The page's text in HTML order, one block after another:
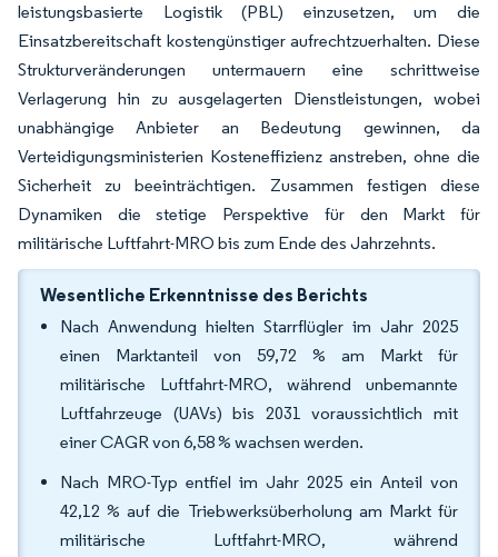
leistungsbasierte Logistik (PBL) einzusetzen, um die
Einsatzbereitschaft kostengünstiger aufrechtzuerhalten. Diese
Strukturveränderungen untermauern eine schrittweise
Verlagerung hin zu ausgelagerten Dienstleistungen, wobei
unabhängige Anbieter an Bedeutung gewinnen, da
Verteidigungsministerien Kosteneffizienz anstreben, ohne die
Sicherheit zu beeinträchtigen. Zusammen festigen diese
Dynamiken die stetige Perspektive für den Markt für
militärische Luftfahrt-MRO bis zum Ende des Jahrzehnts.
Wesentliche Erkenntnisse des Berichts
Nach Anwendung hielten Starrflügler im Jahr 2025
einen Marktanteil von 59,72 % am Markt für
militärische Luftfahrt-MRO, während unbemannte
Luftfahrzeuge (UAVs) bis 2031 voraussichtlich mit
einer CAGR von 6,58 % wachsen werden.
Nach MRO-Typ entfiel im Jahr 2025 ein Anteil von
42,12 % auf die Triebwerksüberholung am Markt für
militärische Luftfahrt-MRO, während